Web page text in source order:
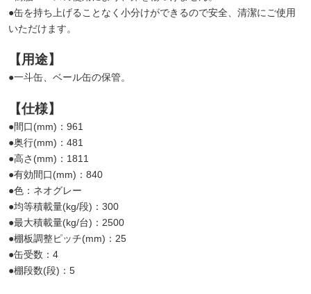
●缶を持ち上げることなく小分けができるので安全、清潔にご使用
いただけます。
【用途】
●一斗缶、ベール缶の保管。
【仕様】
●間口(mm)：961
●奥行(mm)：481
●高さ(mm)：1811
●有効間口(mm)：840
●色：ネオグレー
●均等積載量(kg/段)：300
●最大積載量(kg/台)：2500
●棚板調整ピッチ(mm)：25
●缶受数：4
●棚段数(段)：5